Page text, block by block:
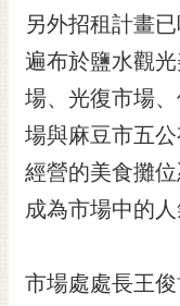
訂
閱
電
子
報
市
信
English
另外招租計畫
遍布於鹽水觀
場、光復市場
場與麻豆市五
經營的美食攤
成為市場中的人
市場處處長王